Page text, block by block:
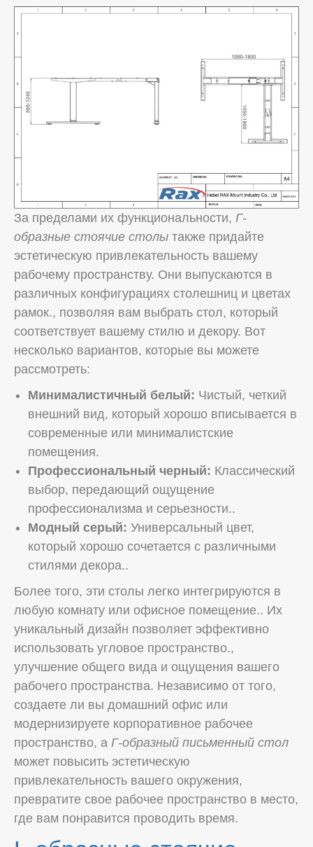
За пределами их функциональности, Г-
образные стоячие столы также придайте
эстетическую привлекательность вашему
рабочему пространству. Они выпускаются в
различных конфигурациях столешниц и цветах
рамок., позволяя вам выбрать стол, который
соответствует вашему стилю и декору. Вот
несколько вариантов, которые вы можете
рассмотреть:
Минималистичный белый: Чистый, четкий
внешний вид, который хорошо вписывается в
современные или минималистские
помещения.
Профессиональный черный: Классический
выбор, передающий ощущение
профессионализма и серьезности..
Модный серый: Универсальный цвет,
который хорошо сочетается с различными
стилями декора..
Более того, эти столы легко интегрируются в
любую комнату или офисное помещение.. Их
уникальный дизайн позволяет эффективно
использовать угловое пространство.,
улучшение общего вида и ощущения вашего
рабочего пространства. Независимо от того,
создаете ли вы домашний офис или
модернизируете корпоративное рабочее
пространство, а Г-образный письменный стол
может повысить эстетическую
привлекательность вашего окружения,
превратите свое рабочее пространство в место,
где вам понравится проводить время.